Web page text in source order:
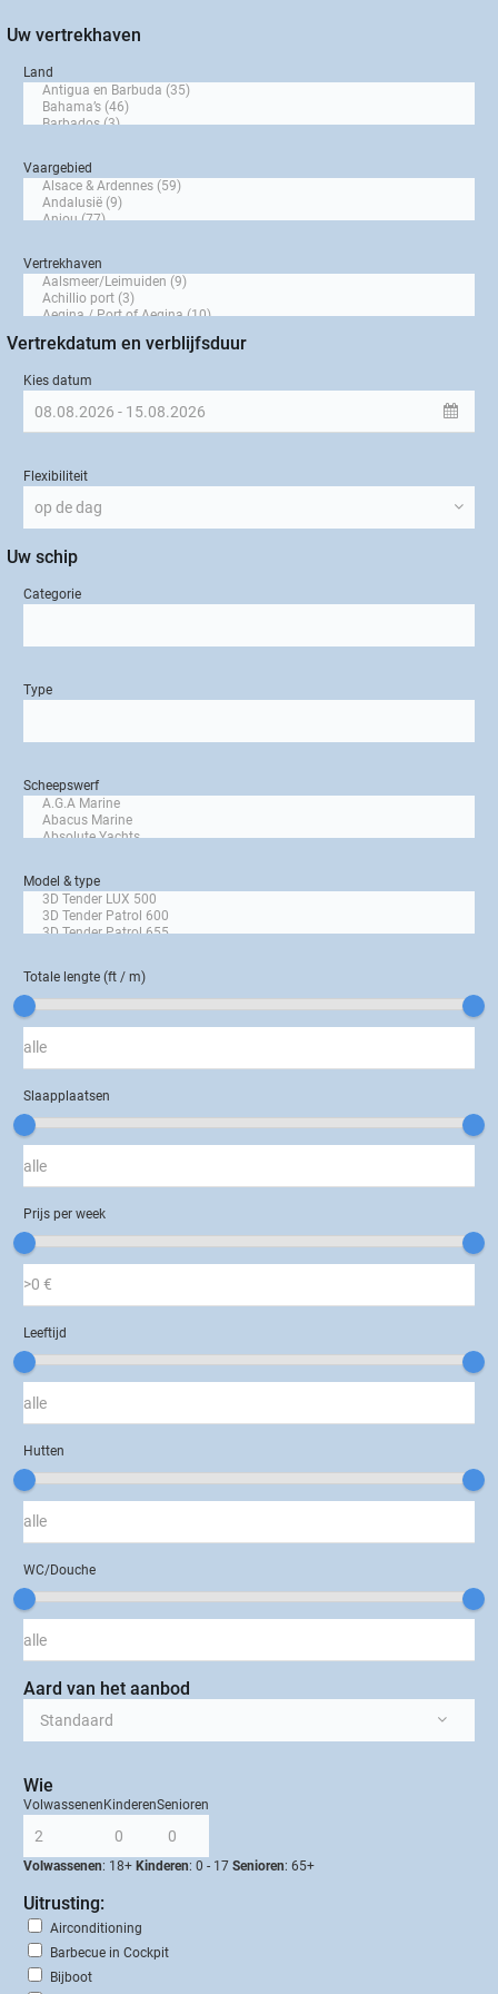
Uw vertrekhaven
Land
Vaargebied
Vertrekhaven
Vertrekdatum en verblijfsduur
Kies datum
Flexibiliteit
Uw schip
Categorie
Type
Scheepswerf
Model & type
Totale lengte (ft / m)
Slaapplaatsen
Prijs per week
Leeftijd
Hutten
WC/Douche
Aard van het aanbod
Wie
Volwassenen KinderenSenioren
Volwassenen: 18+ Kinderen: 0 - 17 Senioren: 65+
Uitrusting:
Airconditioning
Barbecue in Cockpit
Bijboot